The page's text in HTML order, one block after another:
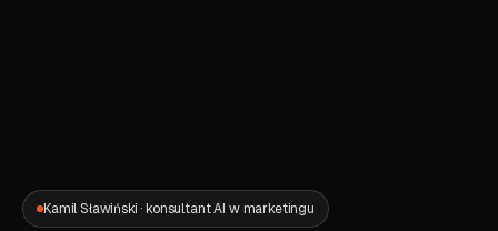
Kamil Sławiński · konsultant AI w marketingu